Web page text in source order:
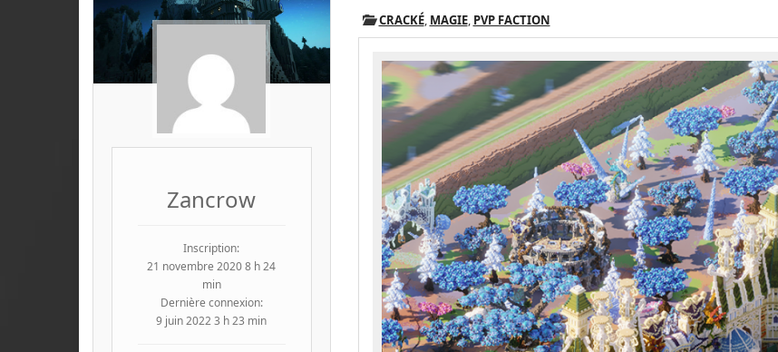
Zancrow
Inscription:
21 novembre 2020 8 h 24
min
Dernière connexion:
9 juin 2022 3 h 23 min
CRACKÉ, MAGIE, PVP FACTION